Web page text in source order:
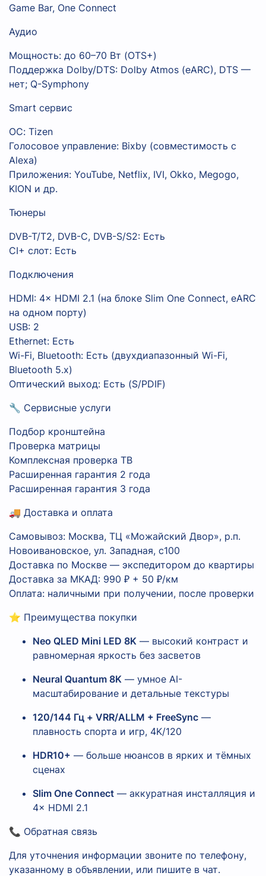
Game Bar, One Connect
Аудио
Мощность: до 60–70 Вт (OTS+)
Поддержка Dolby/DTS: Dolby Atmos (eARC), DTS —
нет; Q-Symphony
Smart сервис
ОС: Tizen
Голосовое управление: Bixby (совместимость с
Alexa)
Приложения: YouTube, Netflix, IVI, Okko, Megogo,
KION и др.
Тюнеры
DVB-T/T2, DVB-C, DVB-S/S2: Есть
CI+ слот: Есть
Подключения
HDMI: 4× HDMI 2.1 (на блоке Slim One Connect, eARC
на одном порту)
USB: 2
Ethernet: Есть
Wi-Fi, Bluetooth: Есть (двухдиапазонный Wi-Fi,
Bluetooth 5.x)
Оптический выход: Есть (S/PDIF)
🔧 Сервисные услуги
Подбор кронштейна
Проверка матрицы
Комплексная проверка ТВ
Расширенная гарантия 2 года
Расширенная гарантия 3 года
🚚 Доставка и оплата
Самовывоз: Москва, ТЦ «Можайский Двор», р.п.
Новоивановское, ул. Западная, с100
Доставка по Москве — экспедитором до квартиры
Доставка за МКАД: 990 ₽ + 50 ₽/км
Оплата: наличными при получении, после проверки
⭐ Преимущества покупки
Neo QLED Mini LED 8K — высокий контраст и
равномерная яркость без засветов
Neural Quantum 8K — умное AI-
масштабирование и детальные текстуры
120/144 Гц + VRR/ALLM + FreeSync —
плавность спорта и игр, 4K/120
HDR10+ — больше нюансов в ярких и тёмных
сценах
Slim One Connect — аккуратная инсталляция и
4× HDMI 2.1
📞 Обратная связь
Для уточнения информации звоните по телефону,
указанному в объявлении, или пишите в чат.